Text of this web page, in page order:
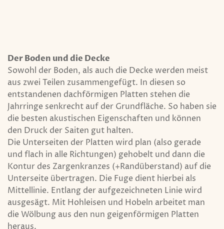
Der Boden und die Decke
Sowohl der Boden, als auch die Decke werden meist
aus zwei Teilen zusammengefügt. In diesen so
entstandenen dachförmigen Platten stehen die
Jahrringe senkrecht auf der Grundfläche. So haben sie
die besten akustischen Eigenschaften und können
den Druck der Saiten gut halten.
Die Unterseiten der Platten wird plan (also gerade
und flach in alle Richtungen) gehobelt und dann die
Kontur des Zargenkranzes (+Randüberstand) auf die
Unterseite übertragen. Die Fuge dient hierbei als
Mittellinie. Entlang der aufgezeichneten Linie wird
ausgesägt. Mit Hohleisen und Hobeln arbeitet man
die Wölbung aus den nun geigenförmigen Platten
heraus.